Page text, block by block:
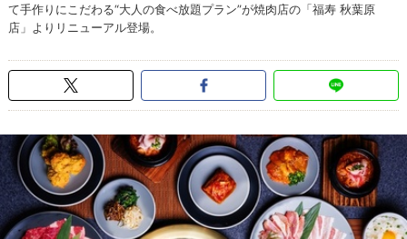
て手作りにこだわる“大人の食べ放題プラン”が焼肉店の「福寿 秋葉原
店」よりリニューアル登場。